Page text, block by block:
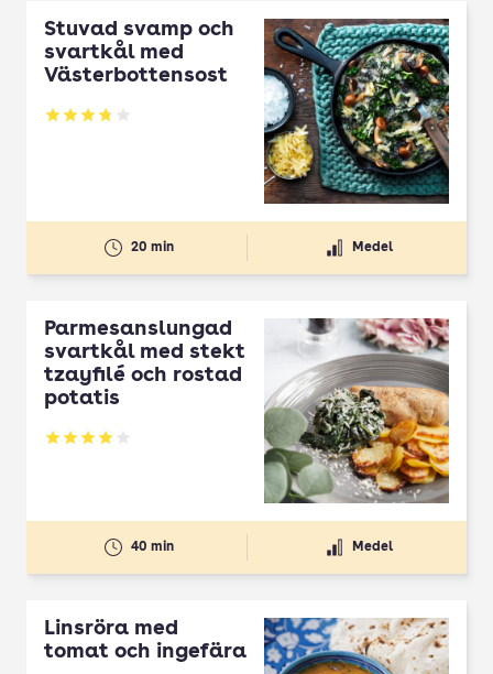
Stuvad svamp och
svartkål med
Västerbottensost
Betyg: 3.78 av 5
20 min Medel
Parmesanslungad
svartkål med stekt
tzayfilé och rostad
potatis
Betyg: 4 av 5
40 min Medel
Linsröra med
tomat och ingefära